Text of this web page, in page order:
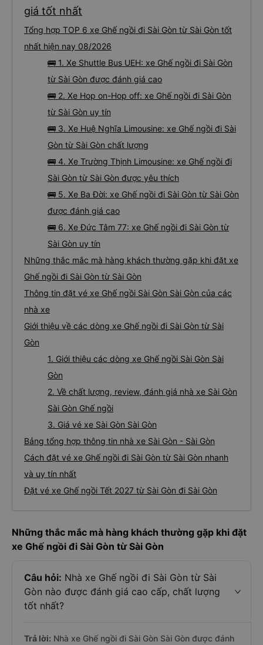
giá tốt nhất
Tổng hợp TOP 6 xe Ghế ngồi đi Sài Gòn từ Sài Gòn tốt
nhất hiện nay 08/2026
🚌 1. Xe Shuttle Bus UEH: xe Ghế ngồi đi Sài Gòn
từ Sài Gòn được đánh giá cao
🚌 2. Xe Hop on-Hop off: xe Ghế ngồi đi Sài Gòn
từ Sài Gòn uy tín
🚌 3. Xe Huệ Nghĩa Limousine: xe Ghế ngồi đi Sài
Gòn từ Sài Gòn chất lượng
🚌 4. Xe Trường Thịnh Limousine: xe Ghế ngồi đi
Sài Gòn từ Sài Gòn được yêu thích
🚌 5. Xe Ba Đời: xe Ghế ngồi đi Sài Gòn từ Sài Gòn
được đánh giá cao
🚌 6. Xe Đức Tâm 77: xe Ghế ngồi đi Sài Gòn từ
Sài Gòn uy tín
Những thắc mắc mà hàng khách thường gặp khi đặt xe
Ghế ngồi đi Sài Gòn từ Sài Gòn
Thông tin đặt vé xe Ghế ngồi Sài Gòn Sài Gòn của các
nhà xe
Giới thiệu về các dòng xe Ghế ngồi đi Sài Gòn từ Sài
Gòn
1. Giới thiệu các dòng xe Ghế ngồi Sài Gòn Sài
Gòn
2. Về chất lượng, review, đánh giá nhà xe Sài Gòn
Sài Gòn Ghế ngồi
3. Giá vé xe Sài Gòn Sài Gòn
Bảng tổng hợp thông tin nhà xe Sài Gòn - Sài Gòn
Cách đặt vé xe Ghế ngồi đi Sài Gòn từ Sài Gòn nhanh
và uy tín nhất
Đặt vé xe Ghế ngồi Tết 2027 từ Sài Gòn đi Sài Gòn
Những thắc mắc mà hàng khách thường gặp khi đặt
xe Ghế ngồi đi Sài Gòn từ Sài Gòn
Câu hỏi: Nhà xe Ghế ngồi đi Sài Gòn từ Sài
Gòn nào được đánh giá cao cấp, chất lượng
tốt nhất?
Trả lời: Nhà xe Ghế ngồi đi Sài Gòn Sài Gòn được đánh